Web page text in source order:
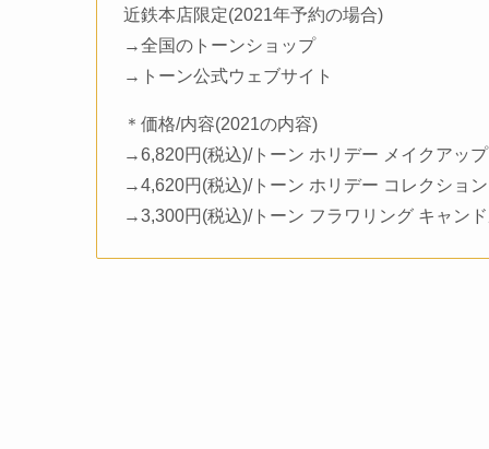
近鉄本店限定(2021年予約の場合)
→全国のトーンショップ
→トーン公式ウェブサイト
＊価格/内容(2021の内容)
→6,820円(税込)/トーン ホリデー メイクアッ
→4,620円(税込)/トーン ホリデー コレクショ
→3,300円(税込)/トーン フラワリング キャン